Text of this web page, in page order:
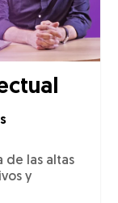
de las altas
y